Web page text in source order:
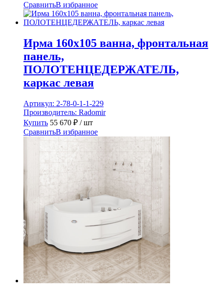
СравнитьВ избранное
Ирма 160х105 ванна, фронтальная
панель,
ПОЛОТЕНЦЕДЕРЖАТЕЛЬ,
каркас левая
Артикул: 2-78-0-1-1-229
Производитель: Radomir
Купить 55 670 ₽ / шт
СравнитьВ избранное